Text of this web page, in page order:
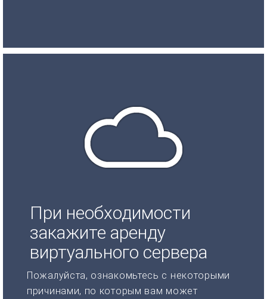
При необходимости
закажите аренду
виртуального сервера
Пожалуйста, ознакомьтесь с некоторыми
причинами, по которым вам может